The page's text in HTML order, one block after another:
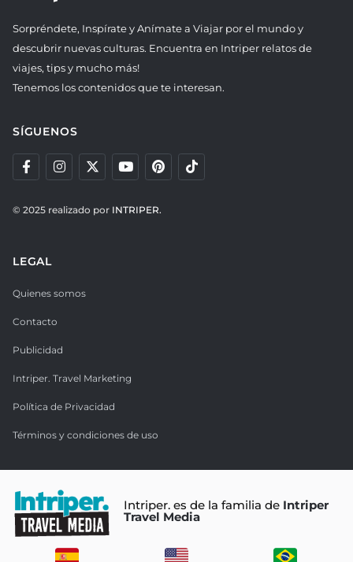
Sorpréndete, Inspírate y Anímate a Viajar por el mundo y
descubrir nuevas culturas. Encuentra en Intriper relatos de
viajes, tips y mucho más!
Tenemos los contenidos que te interesan.
SÍGUENOS
© 2025 realizado por INTRIPER.
LEGAL
Quienes somos
Contacto
Publicidad
Intriper. Travel Marketing
Política de Privacidad
Términos y condiciones de uso
Intriper. es de la familia de Intriper
Travel Media